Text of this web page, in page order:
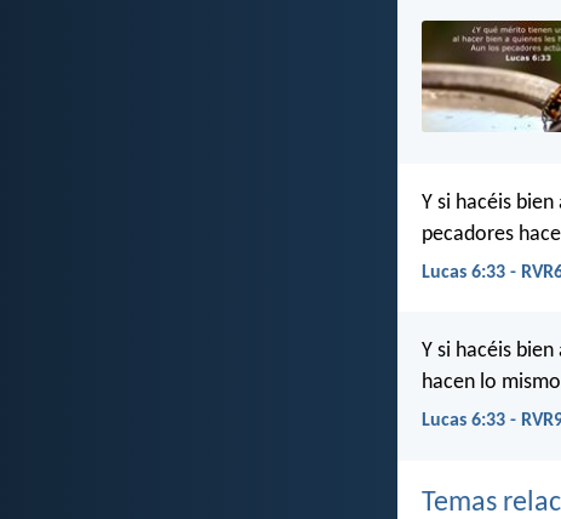
Y si hacéis
pecadores
Lucas 6:33 -
Y si hacéis
hacen lo
Lucas 6:33 -
Temas